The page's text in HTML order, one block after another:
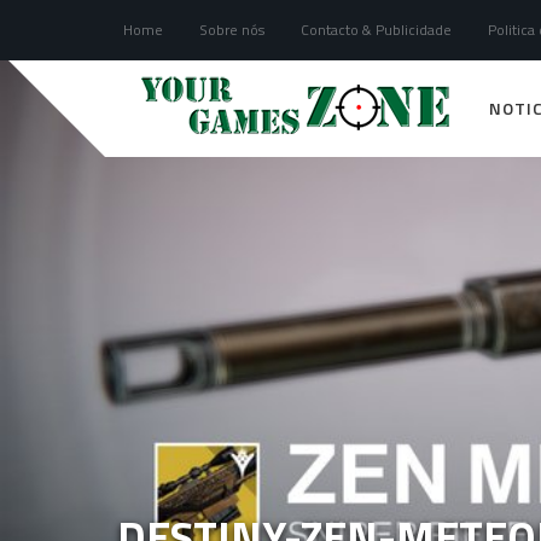
Home Sobre nós Contacto & Publicidade Politica